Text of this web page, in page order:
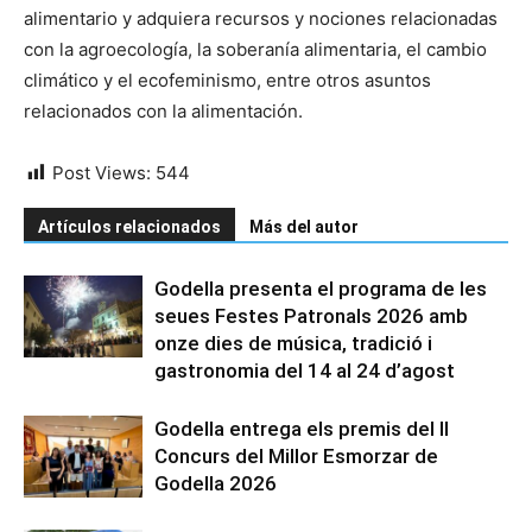
alimentario y adquiera recursos y nociones relacionadas
con la agroecología, la soberanía alimentaria, el cambio
climático y el ecofeminismo, entre otros asuntos
relacionados con la alimentación.
Post Views: 544
Artículos relacionados Más del autor
Godella presenta el programa de les
seues Festes Patronals 2026 amb
onze dies de música, tradició i
gastronomia del 14 al 24 d’agost
Godella entrega els premis del II
Concurs del Millor Esmorzar de
Godella 2026